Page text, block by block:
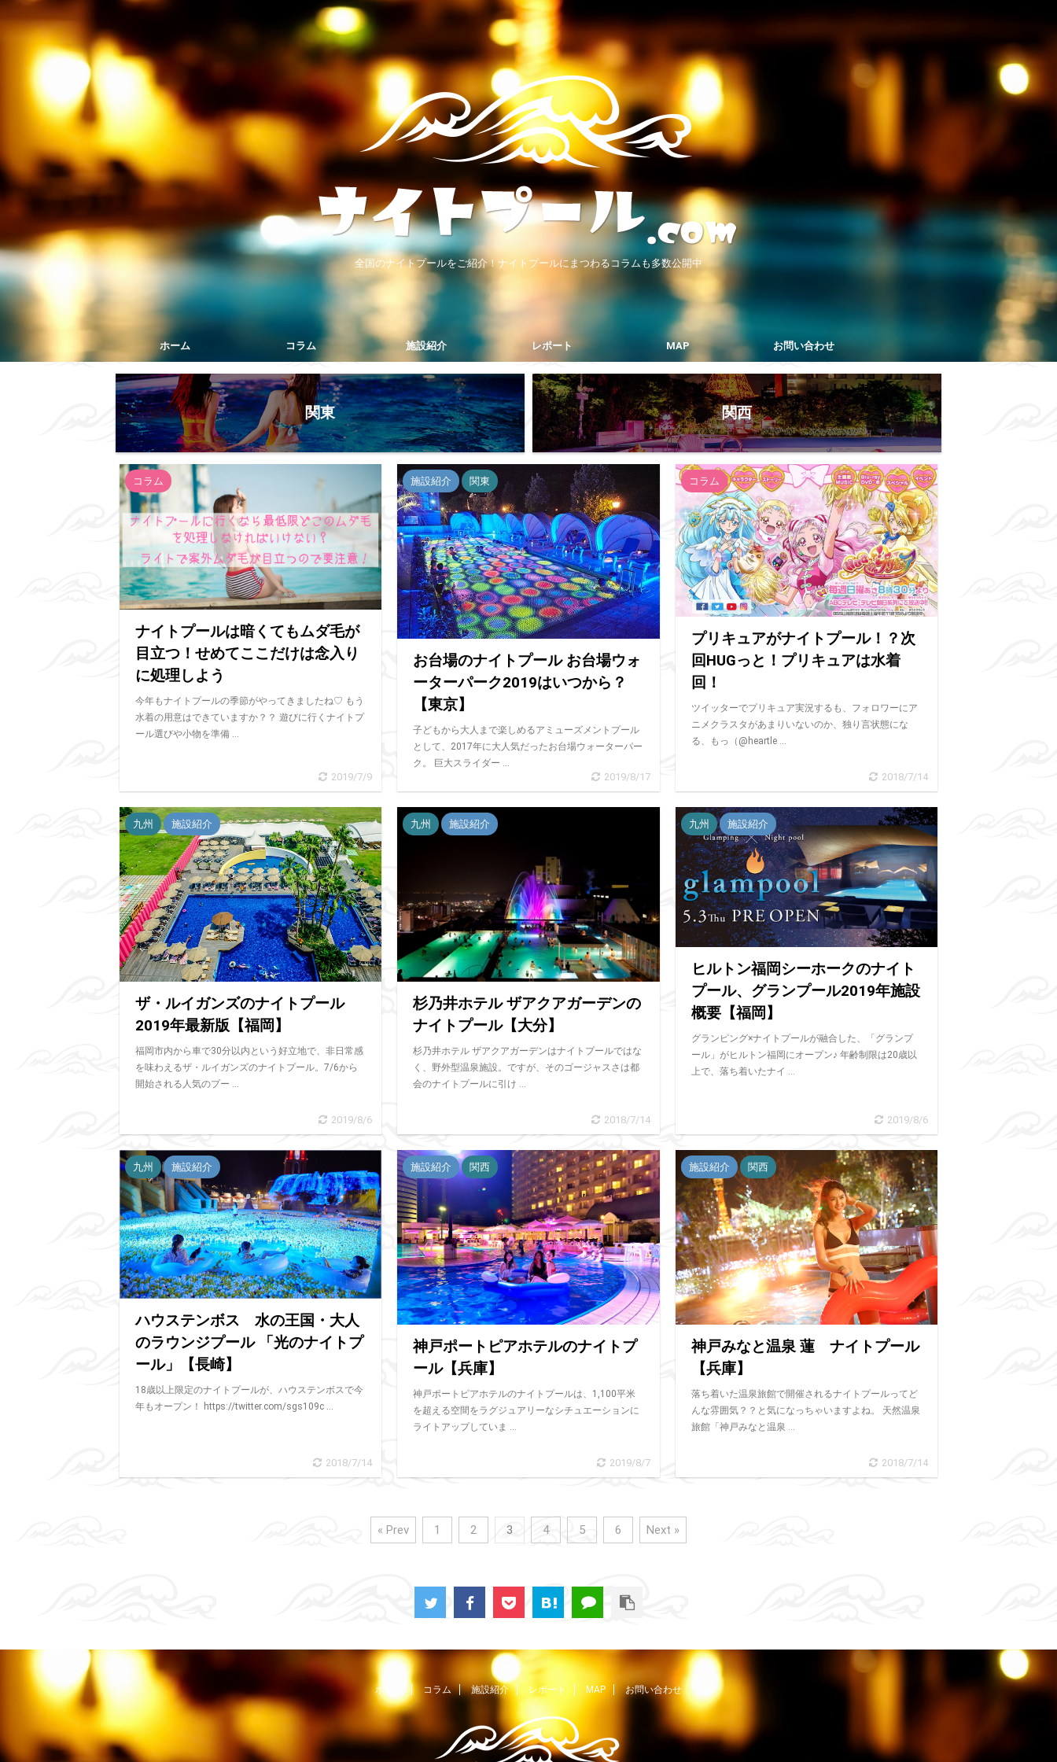
全国のナイトプールをご紹介！ナイトプールにまつわるコラムも多数公開中
ホーム コラム 施設紹介 レポート MAP お問い合わせ
関東 関西
コラム
ナイトプールは暗くてもムダ毛が
目立つ！せめてここだけは念入り
に処理しよう
今年もナイトプールの季節がやってきましたね♡ もう
水着の用意はできていますか？？ 遊びに行くナイトプ
ール選びや小物を準備 ...
2019/7/9
施設紹介 関東
お台場のナイトプール お台場ウォ
ーターパーク2019はいつから？
【東京】
子どもから大人まで楽しめるアミューズメントプール
として、2017年に大人気だったお台場ウォーターパー
ク。 巨大スライダー ...
2019/8/17
コラム
プリキュアがナイトプール！？次
回HUGっと！プリキュアは水着
回！
ツイッターでプリキュア実況するも、フォロワーにア
ニメクラスタがあまりいないのか、独り言状態にな
る、もっ（@heartle ...
2018/7/14
九州 施設紹介
ザ・ルイガンズのナイトプール
2019年最新版【福岡】
福岡市内から車で30分以内という好立地で、非日常感
を味わえるザ・ルイガンズのナイトプール。7/6から
開始される人気のプー ...
2019/8/6
九州 施設紹介
杉乃井ホテル ザアクアガーデンの
ナイトプール【大分】
杉乃井ホテル ザアクアガーデンはナイトプールではな
く、野外型温泉施設。ですが、そのゴージャスさは都
会のナイトプールに引け ...
2018/7/14
九州 施設紹介
ヒルトン福岡シーホークのナイト
プール、グランプール2019年施設
概要【福岡】
グランピング×ナイトプールが融合した、「グランプ
ール」がヒルトン福岡にオープン♪ 年齢制限は20歳以
上で、落ち着いたナイ ...
2019/8/6
九州 施設紹介
ハウステンボス 水の王国・大人
のラウンジプール 「光のナイトプ
ール」【長崎】
18歳以上限定のナイトプールが、ハウステンボスで今
年もオープン！ https://twitter.com/sgs109c ...
2018/7/14
施設紹介 関西
神戸ポートピアホテルのナイトプ
ール【兵庫】
神戸ポートピアホテルのナイトプールは、1,100平米
を超える空間をラグジュアリーなシチュエーションに
ライトアップしていま ...
2019/8/7
施設紹介 関西
神戸みなと温泉 蓮 ナイトプール
【兵庫】
落ち着いた温泉旅館で開催されるナイトプールってど
んな雰囲気？？と気になっちゃいますよね。 天然温泉
旅館「神戸みなと温泉 ...
2018/7/14
« Prev 1 2 3 4 5 6 Next »
ホーム コラム 施設紹介 レポート MAP お問い合わせ